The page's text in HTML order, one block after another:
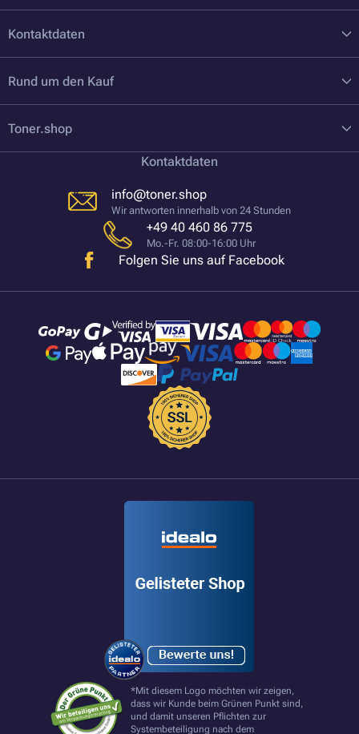
Kontaktdaten
Rund um den Kauf
Toner.shop
Kontaktdaten
info@toner.shop
Wir antworten innerhalb von 24 Stunden
+49 40 460 86 775
Mo.-Fr. 08:00-16:00 Uhr
Folgen Sie uns auf Facebook
*Mit diesem Logo möchten wir zeigen,
dass wir Kunde beim Grünen Punkt sind,
und damit unseren Pflichten zur
Systembeteiligung nach dem